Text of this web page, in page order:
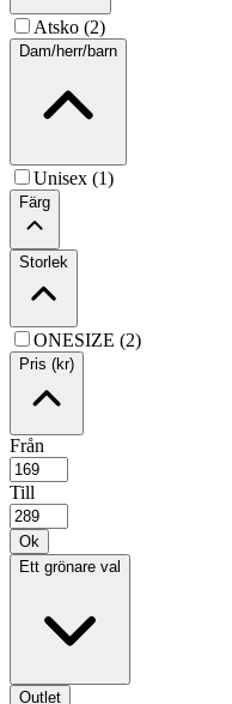
Atsko (2)
Dam/herr/barn
Unisex (1)
Färg
Storlek
ONESIZE (2)
Pris (kr)
Från
Till
Ok
Ett grönare val
Outlet